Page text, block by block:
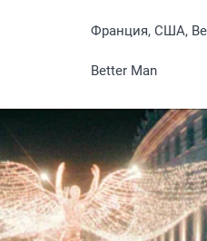
Франция, США,
Better Man